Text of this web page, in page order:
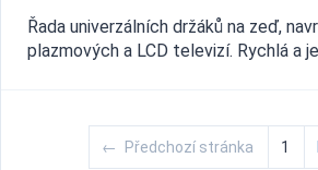
Řada univerzálních držáků na zeď,
plazmových a LCD televizí. Rychlá a
← Předchozí stránka 1